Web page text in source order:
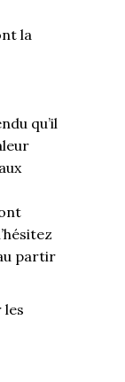
la
qu’il
partir
les